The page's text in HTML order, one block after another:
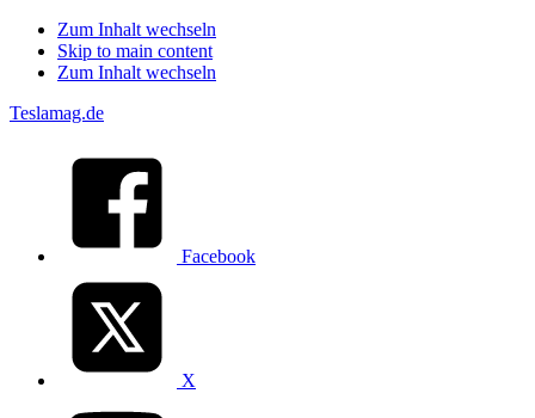
Zum Inhalt wechseln
Skip to main content
Zum Inhalt wechseln
Teslamag.de
Facebook
X